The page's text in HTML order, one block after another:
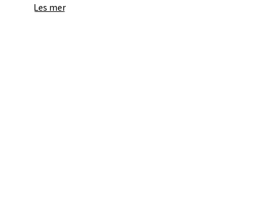
Gjør figurene personlige ved å finne små kvister fra
Les mer